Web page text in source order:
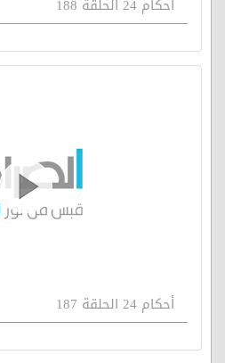
أحكام 24 الحلقة 188
أحكام 24 الحلقة 187